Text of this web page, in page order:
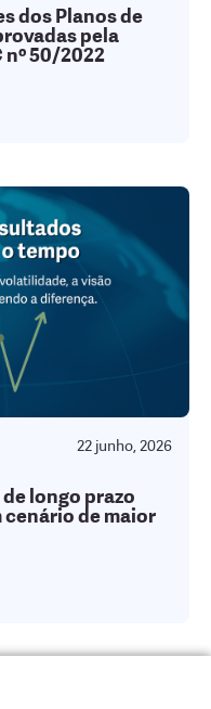
dos Planos de
pela
nº 50/2022
22 junho, 2026
longo prazo
cenário de maior